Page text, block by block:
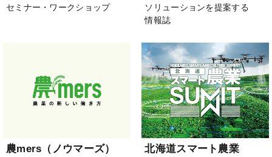
セミナー・ワークショップ
ソリューションを提案する
情報誌
農mers（ノウマーズ）
北海道スマート農業